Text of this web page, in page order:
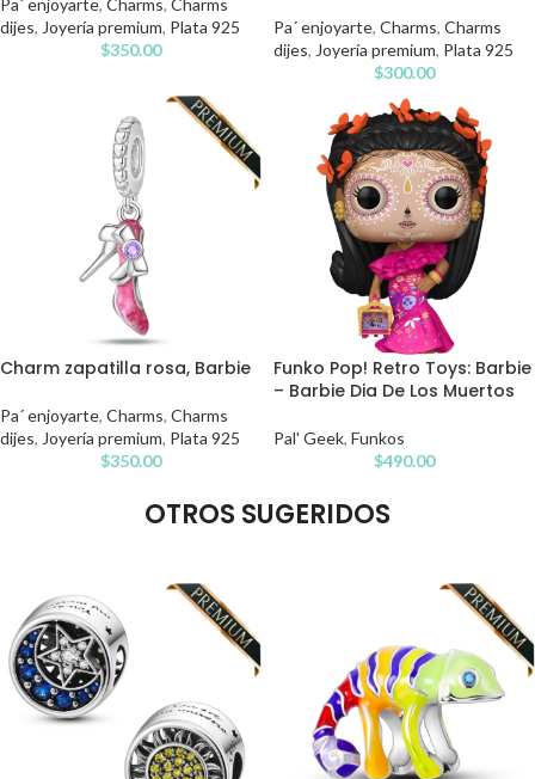
Pa´ enjoyarte, Charms, Charms
dijes, Joyería premium, Plata 925
$350.00
Pa´ enjoyarte, Charms, Charms
dijes, Joyería premium, Plata 925
$300.00
Charm zapatilla rosa, Barbie
Pa´ enjoyarte, Charms, Charms
dijes, Joyería premium, Plata 925
$350.00
Funko Pop! Retro Toys: Barbie
– Barbie Dia De Los Muertos
Pal' Geek, Funkos
$490.00
OTROS SUGERIDOS